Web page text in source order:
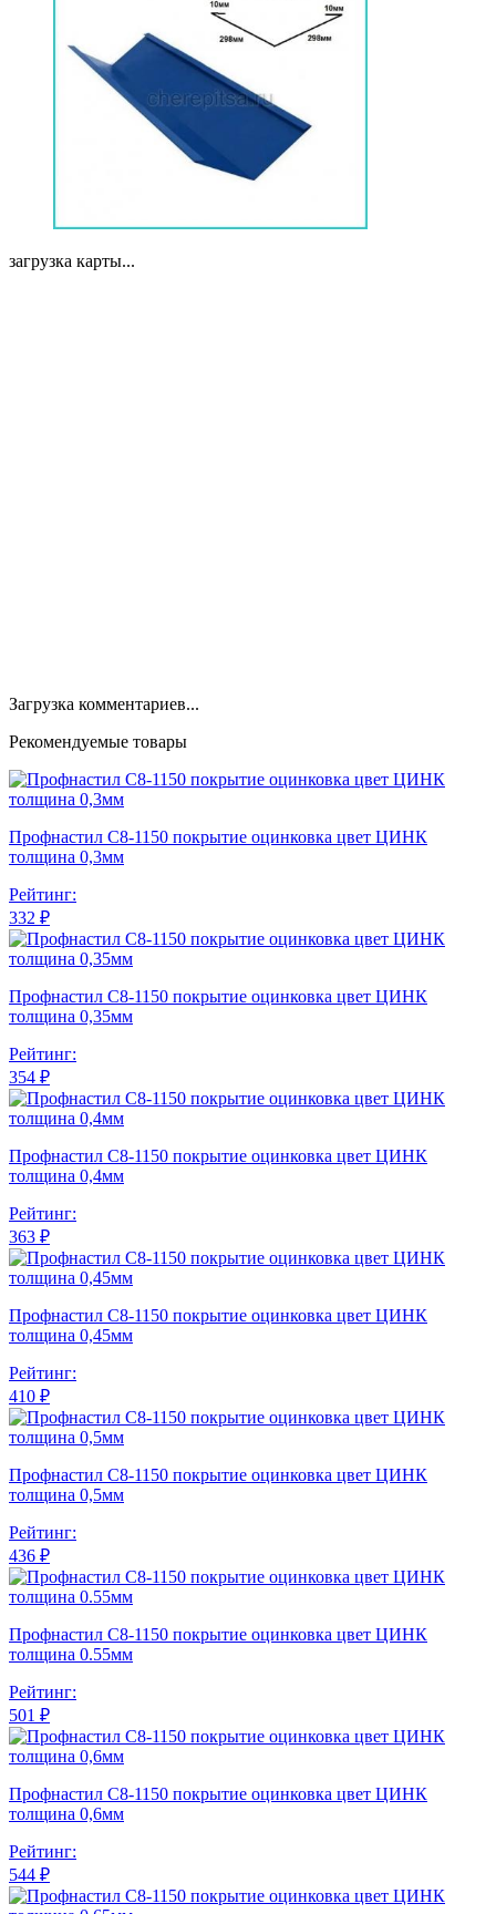
загрузка карты...
Загрузка комментариев...
Рекомендуемые товары
Профнастил С8-1150 покрытие оцинковка цвет ЦИНК
толщина 0,3мм
Рейтинг:
332 ₽
Профнастил С8-1150 покрытие оцинковка цвет ЦИНК
толщина 0,35мм
Рейтинг:
354 ₽
Профнастил С8-1150 покрытие оцинковка цвет ЦИНК
толщина 0,4мм
Рейтинг:
363 ₽
Профнастил С8-1150 покрытие оцинковка цвет ЦИНК
толщина 0,45мм
Рейтинг:
410 ₽
Профнастил С8-1150 покрытие оцинковка цвет ЦИНК
толщина 0,5мм
Рейтинг:
436 ₽
Профнастил С8-1150 покрытие оцинковка цвет ЦИНК
толщина 0.55мм
Рейтинг:
501 ₽
Профнастил С8-1150 покрытие оцинковка цвет ЦИНК
толщина 0,6мм
Рейтинг:
544 ₽